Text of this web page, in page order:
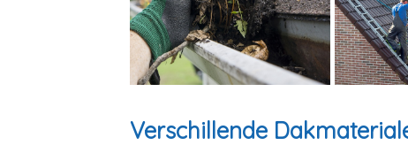
Verschillende